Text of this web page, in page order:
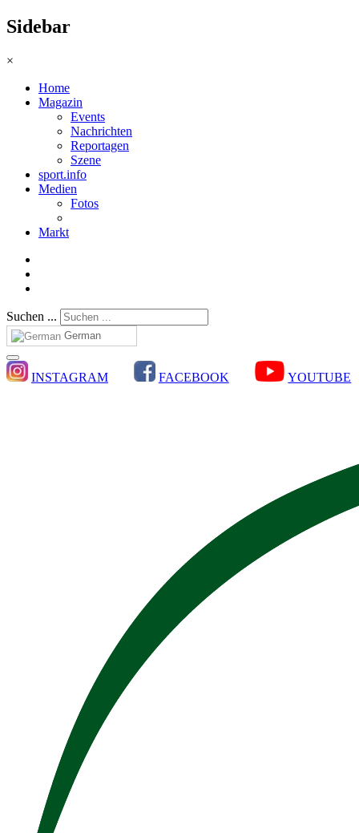
Sidebar
×
Home
Magazin
Events
Nachrichten
Reportagen
Szene
sport.info
Medien
Fotos
Markt
Suchen ...
German
INSTAGRAM FACEBOOK YOUTUBE